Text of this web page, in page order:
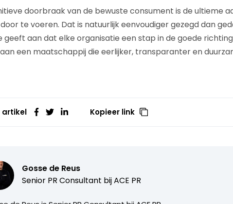
doorbraak van de bewuste consument is de ultieme
te voeren. Dat is natuurlijk eenvoudiger gezegd dan
geeft aan dat elke organisatie een stap in de goede
een maatschappij die eerlijker, transparanter en
artikel Kopieer link
Gosse de Reus
Senior PR Consultant bij ACE PR